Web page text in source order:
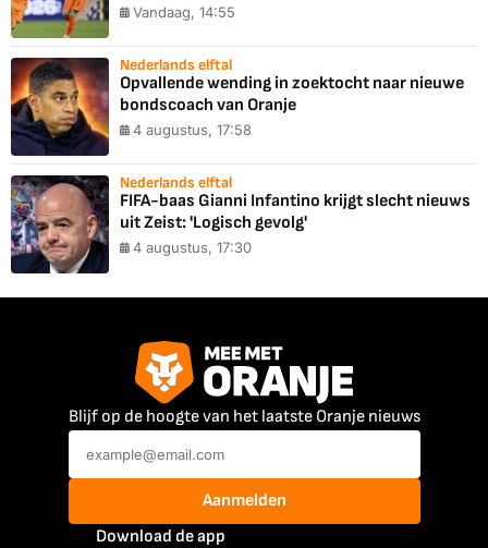
Vandaag, 14:55
Nederlands elftal
Opvallende wending in zoektocht naar nieuwe
bondscoach van Oranje
4 augustus, 17:58
Nederlands elftal
FIFA-baas Gianni Infantino krijgt slecht nieuws
uit Zeist: 'Logisch gevolg'
4 augustus, 17:30
Blijf op de hoogte van het laatste Oranje nieuws
Aanmelden
Download de app